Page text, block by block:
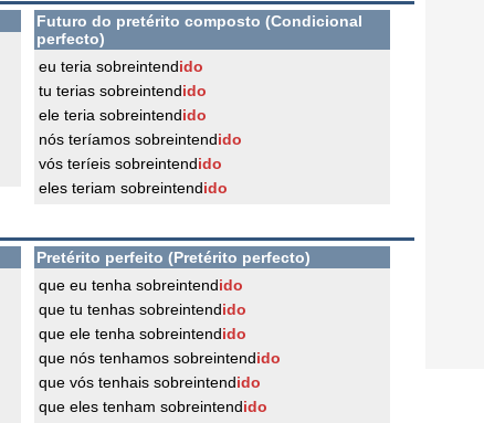
Futuro do pretérito composto (Condicional
perfecto)
eu teria sobreintendido
tu terias sobreintendido
ele teria sobreintendido
nós teríamos sobreintendido
vós teríeis sobreintendido
eles teriam sobreintendido
Pretérito perfeito (Pretérito perfecto)
que eu tenha sobreintendido
que tu tenhas sobreintendido
que ele tenha sobreintendido
que nós tenhamos sobreintendido
que vós tenhais sobreintendido
que eles tenham sobreintendido